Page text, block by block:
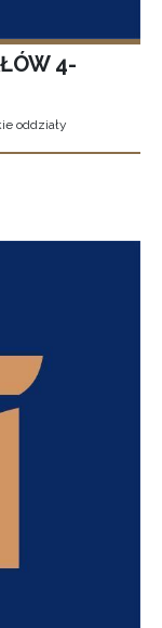
4-
oddziały